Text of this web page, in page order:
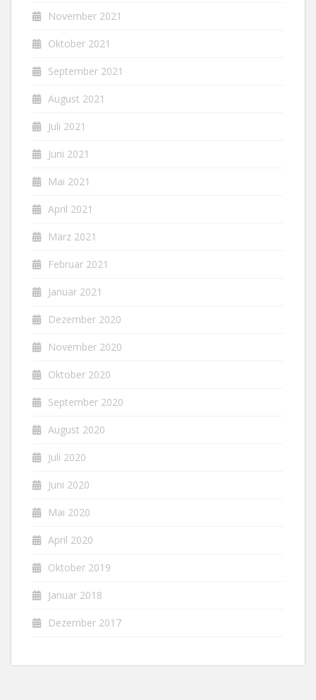
November 2021
Oktober 2021
September 2021
August 2021
Juli 2021
Juni 2021
Mai 2021
April 2021
März 2021
Februar 2021
Januar 2021
Dezember 2020
November 2020
Oktober 2020
September 2020
August 2020
Juli 2020
Juni 2020
Mai 2020
April 2020
Oktober 2019
Januar 2018
Dezember 2017